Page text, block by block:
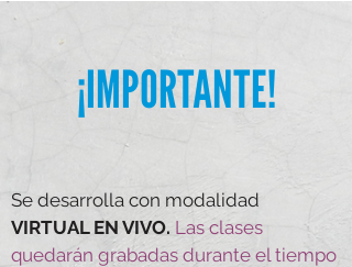
¡IMPORTANTE!
Se desarrolla con modalidad
VIRTUAL EN VIVO. Las clases
quedará n grabadas durante el tiempo